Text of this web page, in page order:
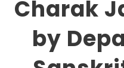
Charak
by